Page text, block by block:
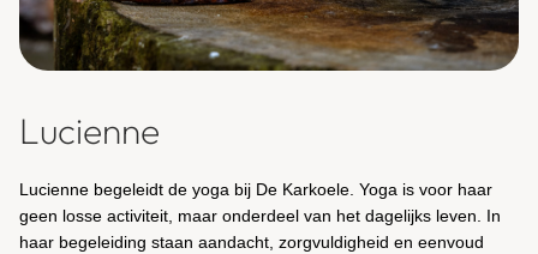
Lucienne
Lucienne begeleidt de yoga bij De Karkoele. Yoga is voor haar
geen losse activiteit, maar onderdeel van het dagelijks leven. In
haar begeleiding staan aandacht, zorgvuldigheid en eenvoud